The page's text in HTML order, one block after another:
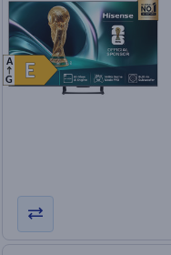
E
E
A
G